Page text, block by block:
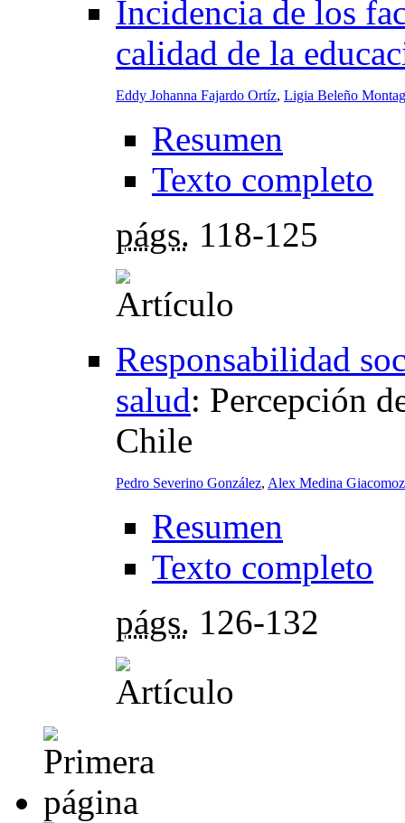
Incidencia de los
calidad de la
Eddy Johanna Fajardo Ortíz, Ligia Beleño
Resumen
Texto completo
págs. 118-125
Responsabilidad
salud: Percepción
Chile
Pedro Severino González, Alex Medina
Resumen
Texto completo
págs. 126-132